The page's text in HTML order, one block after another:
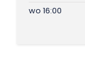
wo 16:00